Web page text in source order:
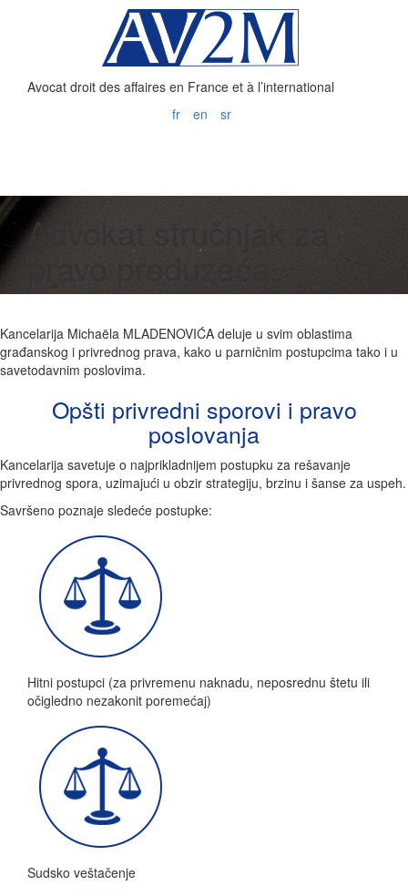
Avocat droit des affaires en France et à l’international
fr
en sr
Advokat stručnjak za
pravo preduzeća
Kancelarija Michaëla MLADENOVIĆA deluje u svim oblastima
građanskog i privrednog prava, kako u parničnim postupcima tako i u
savetodavnim poslovima.
Opšti privredni sporovi i pravo
poslovanja
Kancelarija savetuje o najprikladnijem postupku za rešavanje
privrednog spora, uzimajući u obzir strategiju, brzinu i šanse za uspeh.
Savršeno poznaje sledeće postupke:
Hitni postupci (za privremenu naknadu, neposrednu štetu ili
očigledno nezakonit poremećaj)
Sudsko veštačenje